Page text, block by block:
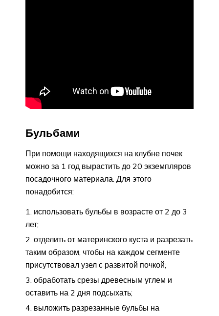
Бульбами
При помощи находящихся на клубне почек
можно за 1 год вырастить до 20 экземпляров
посадочного материала. Для этого
понадобится:
использовать бульбы в возрасте от 2 до 3
лет;
отделить от материнского куста и разрезать
таким образом, чтобы на каждом сегменте
присутствовал узел с развитой почкой;
обработать срезы древесным углем и
оставить на 2 дня подсыхать;
выложить разрезанные бульбы на